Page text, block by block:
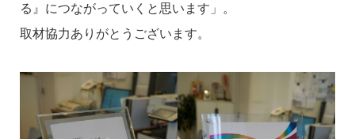
る』につながっていくと思います」。
取材協力ありがとうございます。